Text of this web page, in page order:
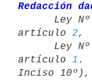
Redacción
artículo 2,
artículo 1 .
Inciso